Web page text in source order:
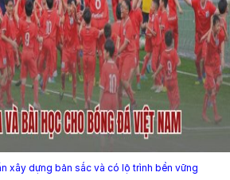
xây dựng bản sắc và có lộ trình bền vững